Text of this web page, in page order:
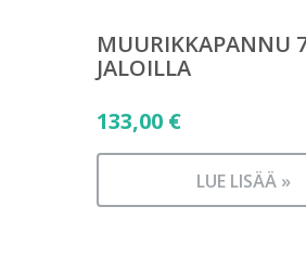
MUURIKKAPANNU
JALOILLA
133,00 €
LUE LISÄÄ »